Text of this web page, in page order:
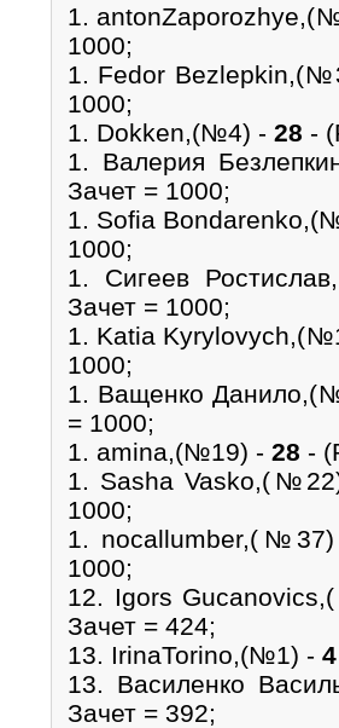
1.
1000;
1. Fedor
1000;
1. Dokken,(№4) - 28 -
1. Валерия
Зачет = 1000;
1. Sofia
1000;
1. Сигеев
Зачет = 1000;
1. Katia
1000;
1. Ващенко
= 1000;
1. amina,(№19) - 28 -
1. Sasha
1000;
1.
1000;
12. Igors
Зачет = 424;
13. IrinaTorino,(№1) - 4
13. Василенко
Зачет = 392;